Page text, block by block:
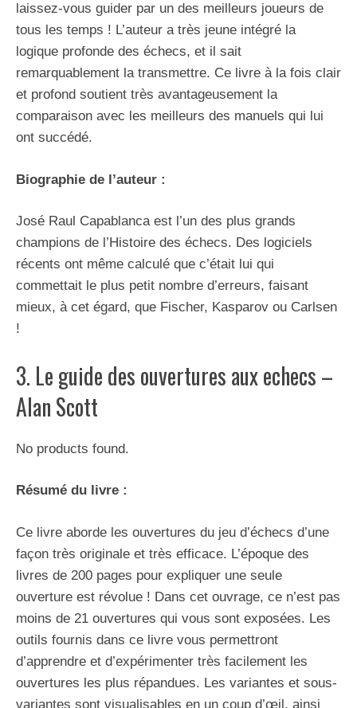
laissez-vous guider par un des meilleurs joueurs de
tous les temps ! L’auteur a très jeune intégré la
logique profonde des échecs, et il sait
remarquablement la transmettre. Ce livre à la fois clair
et profond soutient très avantageusement la
comparaison avec les meilleurs des manuels qui lui
ont succédé.
Biographie de l’auteur :
José Raul Capablanca est l’un des plus grands
champions de l’Histoire des échecs. Des logiciels
récents ont même calculé que c’était lui qui
commettait le plus petit nombre d’erreurs, faisant
mieux, à cet égard, que Fischer, Kasparov ou Carlsen
!
3. Le guide des ouvertures aux echecs –
Alan Scott
No products found.
Résumé du livre :
Ce livre aborde les ouvertures du jeu d’échecs d’une
façon très originale et très efficace. L’époque des
livres de 200 pages pour expliquer une seule
ouverture est révolue ! Dans cet ouvrage, ce n’est pas
moins de 21 ouvertures qui vous sont exposées. Les
outils fournis dans ce livre vous permettront
d’apprendre et d’expérimenter très facilement les
ouvertures les plus répandues. Les variantes et sous-
variantes sont visualisables en un coup d’œil, ainsi